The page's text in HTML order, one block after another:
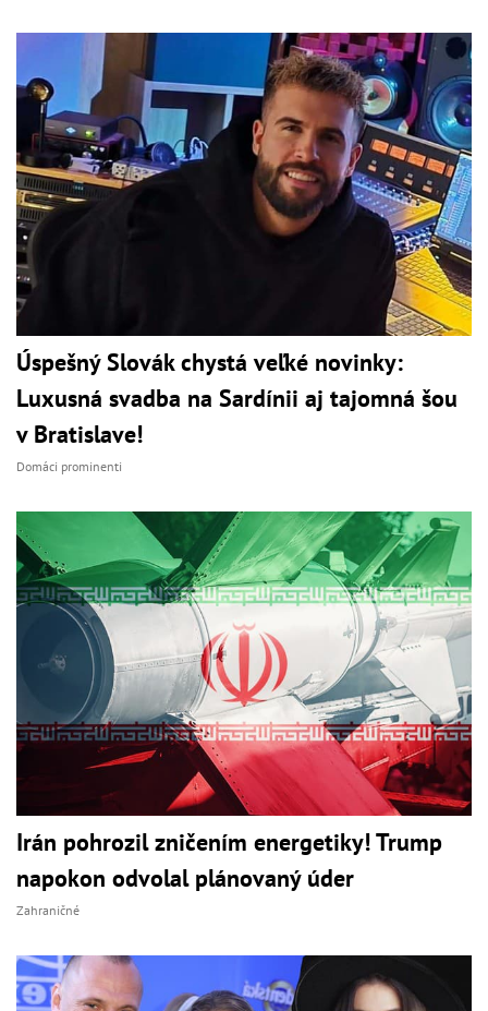
Úspešný Slovák chystá veľké novinky:
Luxusná svadba na Sardínii aj tajomná šou
v Bratislave!
Domáci prominenti
Irán pohrozil zničením energetiky! Trump
napokon odvolal plánovaný úder
Zahraničné